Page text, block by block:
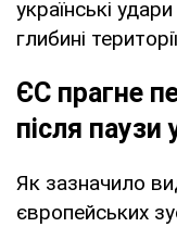
українські
глибині
ЄС прагне
після
Як зазначило
європейських